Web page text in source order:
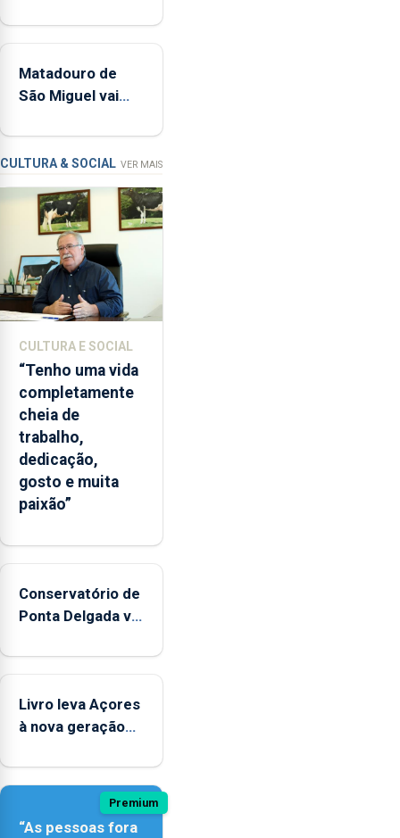
permitindo
reforçar
condições
de
ensino
instituição
controlar a dívida
Matadouro de
São Miguel vai
requalificação
CULTURA & SOCIAL VER MAIS
CULTURA E SOCIAL
“Tenho uma vida
completamente
cheia de
trabalho,
dedicação,
gosto e muita
paixão”
Conservatório de
Ponta Delgada vai
novos
Livro leva Açores
à nova geração
Premium
“As pessoas fora